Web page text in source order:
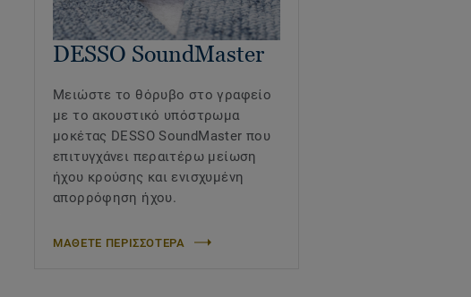
DESSO SoundMaster
Μειώστε το θόρυβο στο γραφείο
με το ακουστικό υπόστρωμα
μοκέτας DESSO SoundMaster που
επιτυγχάνει περαιτέρω μείωση
ήχου κρούσης και ενισχυμένη
απορρόφηση ήχου.
ΜΑΘΕΤΕ ΠΕΡΙΣΣΟΤΕΡΑ